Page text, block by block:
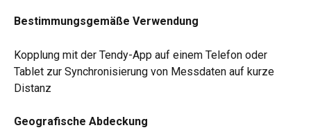
Bestimmungsgemäße Verwendung
Kopplung mit der Tendy-App auf einem Telefon oder
Tablet zur Synchronisierung von Messdaten auf kurze
Distanz
Geografische Abdeckung